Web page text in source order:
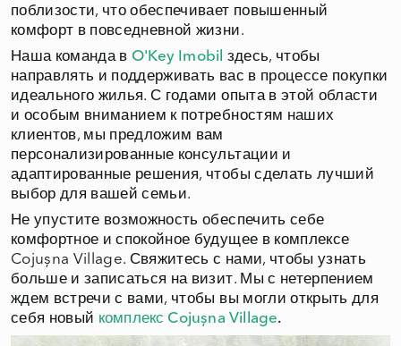
поблизости, что обеспечивает повышенный
комфорт в повседневной жизни.
Наша команда в O'Key Imobil здесь, чтобы
направлять и поддерживать вас в процессе покупки
идеального жилья. С годами опыта в этой области
и особым вниманием к потребностям наших
клиентов, мы предложим вам
персонализированные консультации и
адаптированные решения, чтобы сделать лучший
выбор для вашей семьи.
Не упустите возможность обеспечить себе
комфортное и спокойное будущее в комплексе
Cojușna Village. Свяжитесь с нами, чтобы узнать
больше и записаться на визит. Мы с нетерпением
ждем встречи с вами, чтобы вы могли открыть для
себя новый комплекс Cojușna Village.